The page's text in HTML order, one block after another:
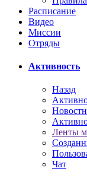
Расписание
Видео
Миссии
Отряды
Активность
Назад
Ленты
Чат